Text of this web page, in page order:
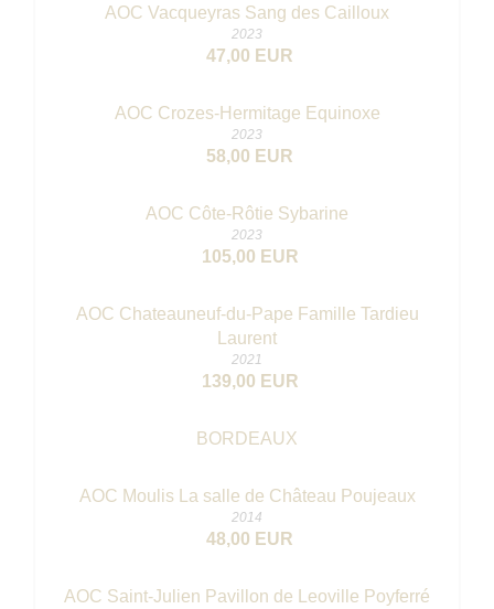
AOC Vacqueyras Sang des Cailloux
2023
47,00 EUR
AOC Crozes-Hermitage Equinoxe
2023
58,00 EUR
AOC Côte-Rôtie Sybarine
2023
105,00 EUR
AOC Chateauneuf-du-Pape Famille Tardieu
Laurent
2021
139,00 EUR
BORDEAUX
AOC Moulis La salle de Château Poujeaux
2014
48,00 EUR
AOC Saint-Julien Pavillon de Leoville Poyferré